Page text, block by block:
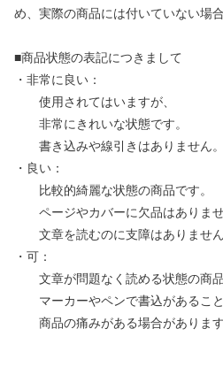
め、実際の商品には付いていない場
■商品状態の表記につきまして
・非常に良い：
使用されてはいますが、
非常にきれいな状態です。
書き込みや線引きはありません。
・良い：
比較的綺麗な状態の商品です。
ページやカバーに欠品はありませ
文章を読むのに支障はありません
・可：
文章が問題なく読める状態の商品
マーカーやペンで書込があること
商品の痛みがある場合があります